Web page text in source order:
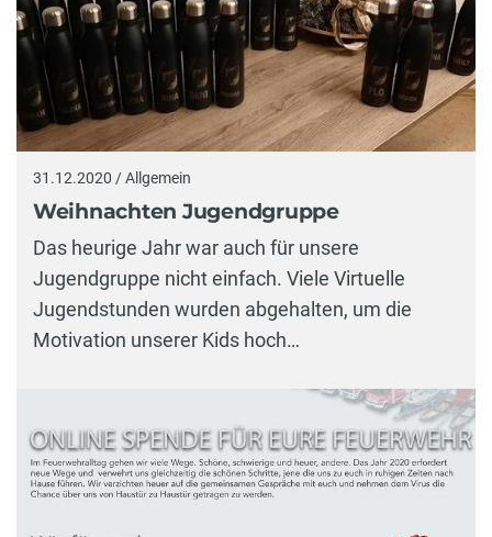
31.12.2020 / Allgemein
Weihnachten Jugendgruppe
Das heurige Jahr war auch für unsere
Jugendgruppe nicht einfach. Viele Virtuelle
Jugendstunden wurden abgehalten, um die
Motivation unserer Kids hoch…